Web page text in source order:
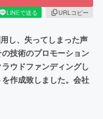
LINEで送る
URLコピー
し、失ってしまった声
技術のプロモーション
ウドファンディングし
作成致しました。会社